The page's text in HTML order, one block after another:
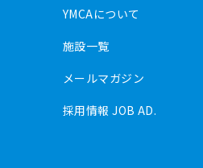
YMCAについて
施設一覧
メールマガジン
採用情報 JOB AD.